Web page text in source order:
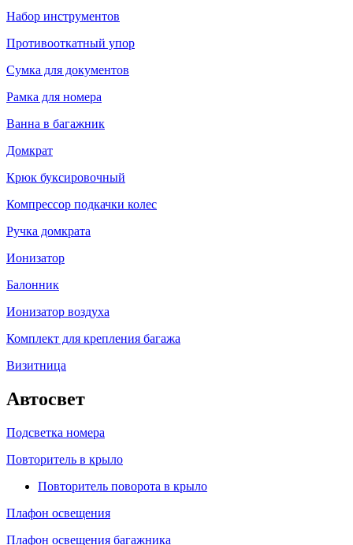
Набор инструментов
Противооткатный упор
Сумка для документов
Рамка для номера
Ванна в багажник
Домкрат
Крюк буксировочный
Компрессор подкачки колес
Ручка домкрата
Ионизатор
Балонник
Ионизатор воздуха
Комплект для крепления багажа
Визитница
Автосвет
Подсветка номера
Повторитель в крыло
Повторитель поворота в крыло
Плафон освещения
Плафон освещения багажника